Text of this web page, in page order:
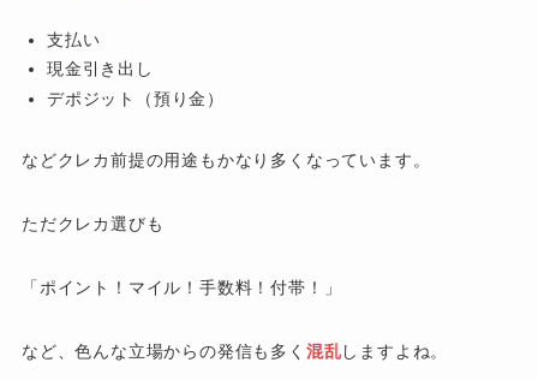
支払い
現金引き出し
デポジット（預り金）
などクレカ前提の用途もかなり多くなっています。
ただクレカ選びも
「ポイント！マイル！手数料！付帯！」
など、色んな立場からの発信も多く 混乱しますよね。